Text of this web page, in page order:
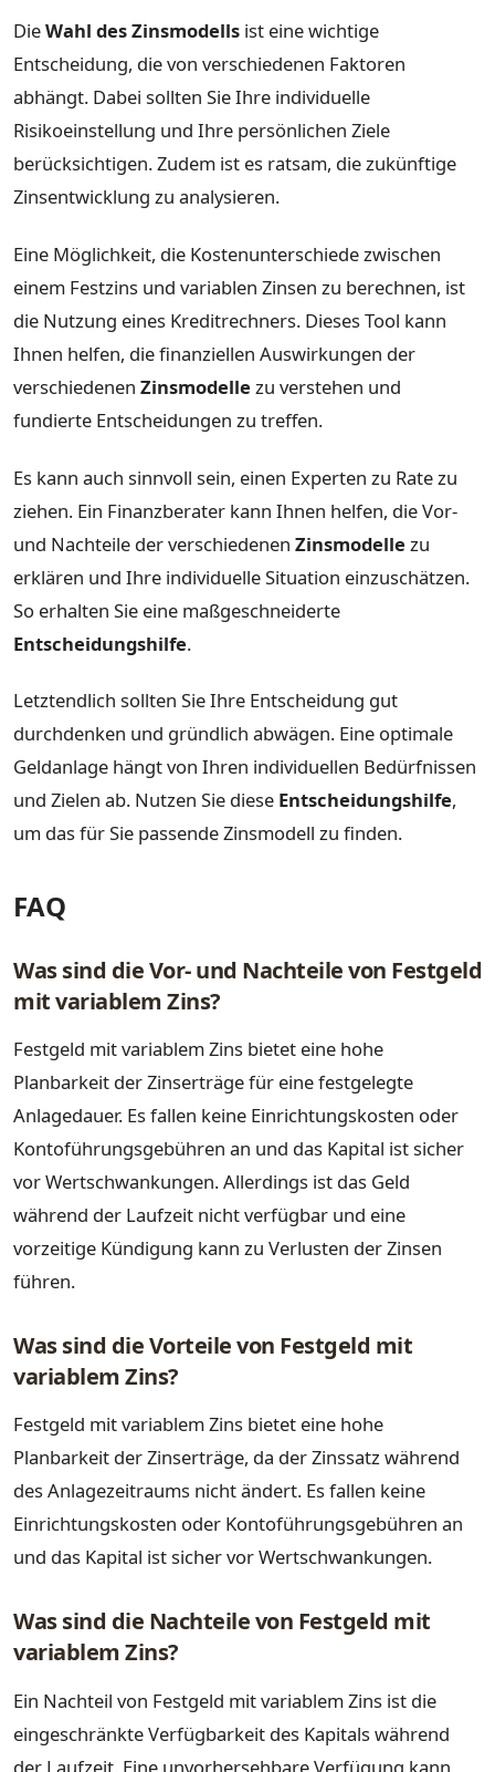
DieWahl des Zinsmodells ist eine wichtige
Entscheidung, die von verschiedenen Faktoren
abhängt. Dabei sollten Sie Ihre individuelle
Risikoeinstellung und Ihre persönlichen Ziele
berücksichtigen. Zudem ist es ratsam, die zukünftige
Zinsentwicklung zu analysieren.
Eine Möglichkeit, die Kostenunterschiede zwischen
einem Festzins und variablen Zinsen zu berechnen, ist
die Nutzung eines Kreditrechners. Dieses Tool kann
Ihnen helfen, die finanziellen Auswirkungen der
verschiedenen Zinsmodelle zu verstehen und
fundierte Entscheidungen zu treffen.
Es kann auch sinnvoll sein, einen Experten zu Rate zu
ziehen. Ein Finanzberater kann Ihnen helfen, die Vor-
und Nachteile der verschiedenen Zinsmodelle zu
erklären und Ihre individuelle Situation einzuschätzen.
So erhalten Sie eine maßgeschneiderte
Entscheidungshilfe.
Letztendlich sollten Sie Ihre Entscheidung gut
durchdenken und gründlich abwägen. Eine optimale
Geldanlage hängt von Ihren individuellen Bedürfnissen
und Zielen ab. Nutzen Sie diese Entscheidungshilfe,
um das für Sie passende Zinsmodell zu finden.
FAQ
Was sind die Vor- und Nachteile von Festgeld
mit variablem Zins?
Festgeld mit variablem Zins bietet eine hohe
Planbarkeit der Zinserträge für eine festgelegte
Anlagedauer. Es fallen keine Einrichtungskosten oder
Kontoführungsgebühren an und das Kapital ist sicher
vor Wertschwankungen. Allerdings ist das Geld
während der Laufzeit nicht verfügbar und eine
vorzeitige Kündigung kann zu Verlusten der Zinsen
führen.
Was sind die Vorteile von Festgeld mit
variablem Zins?
Festgeld mit variablem Zins bietet eine hohe
Planbarkeit der Zinserträge, da der Zinssatz während
des Anlagezeitraums nicht ändert. Es fallen keine
Einrichtungskosten oder Kontoführungsgebühren an
und das Kapital ist sicher vor Wertschwankungen.
Was sind die Nachteile von Festgeld mit
variablem Zins?
Ein Nachteil von Festgeld mit variablem Zins ist die
eingeschränkte Verfügbarkeit des Kapitals während
der Laufzeit. Eine unvorhersehbare Verfügung kann